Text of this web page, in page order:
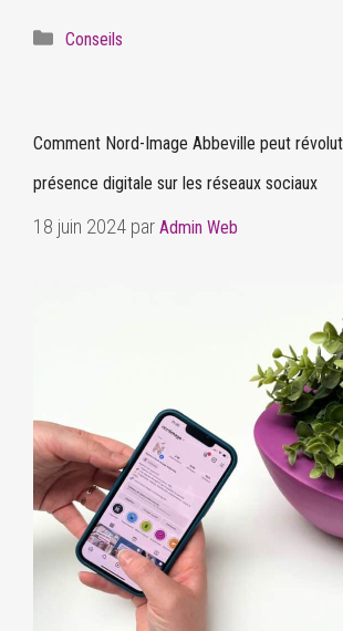
Conseils
Comment Nord-Image Abbeville peut
présence digitale sur les réseaux sociaux
18 juin 2024 par Admin Web